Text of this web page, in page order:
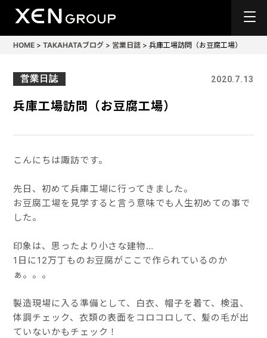
HOME >TAKAHATAブログ > 営業日誌 >兵庫工場訪問（お豆腐工場）
営業日誌 2020.7.13
兵庫工場訪問（お豆腐工場）
こんにちは諏訪です。
先日、初めて兵庫工場に行ってきました。
お豆腐工場を見学すると言う意味でも人生初めての事で
した。
印象は、思ったより小さな建物…
1日に12万丁ものお豆腐がここで作られているのか
ぁ。。。
製造現場に入る準備として、白衣、帽子を着て、検温、
体調チェック、衣類の表面をコロコロして、髪の毛が出
ていないかもチェック！